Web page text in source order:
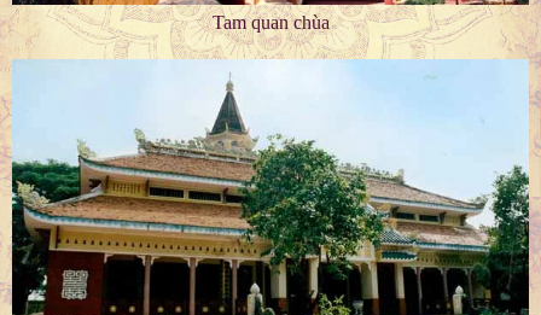
Tam quan chùa